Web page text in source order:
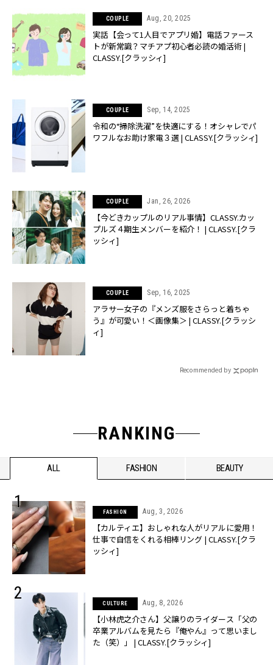
COUPLE Aug, 20, 2025
実話【会って1人目でアプリ婚】電話ファース
トが新常識？マチアプ初心者必読の婚活術 |
CLASSY.[クラッシィ]
COUPLE Sep, 14, 2025
令和の“掃除洗濯”を快適にする！オシャレでパ
ワフルなお助け家電３選 | CLASSY.[クラッシィ]
COUPLE Jan, 26, 2026
【今どきカップルのリアル事情】CLASSY.カッ
プルズ４期生メンバーを紹介！ | CLASSY.[クラ
ッシィ]
COUPLE Sep, 16, 2025
アラサー女子の『メンズ服をさらっと着ちゃ
う』が可愛い！＜画像集＞ | CLASSY.[クラッシ
ィ]
Recommended by
RANKING
ALL FASHION BEAUTY
FASHION Aug, 3, 2026
【カルティエ】おしゃれな人がリアルに愛用！
仕事で自信をくれる相棒リング | CLASSY.[クラ
ッシィ]
CULTURE Aug, 8, 2026
【小林虎之介さん】父譲りのライダース「父の
卒業アルバムを見たら『俺やん』って思いまし
た（笑）」 | CLASSY.[クラッシィ]